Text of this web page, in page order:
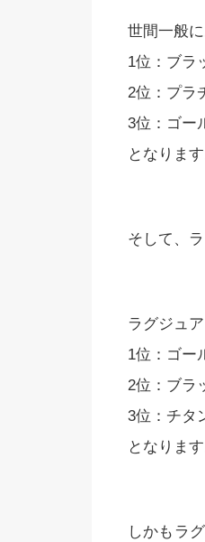
世間一般
1位：ブラ
2位：プラ
3位：ゴー
となります
そして、
ラグジュ
1位：ゴー
2位：ブラ
3位：チタ
となります
しかもラ